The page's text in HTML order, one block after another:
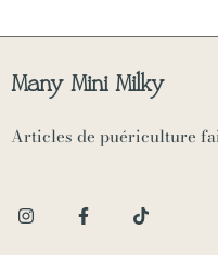
Many Mini Milky
Articles de puériculture
I
n
F
a
T
i